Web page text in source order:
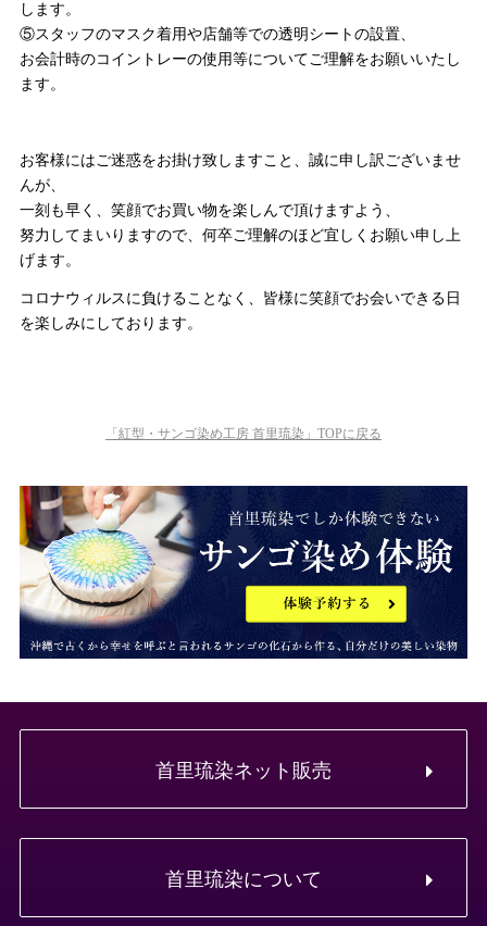
します。
⑤スタッフのマスク着用や店舗等での透明シートの設置、
お会計時のコイントレーの使用等についてご理解をお願いいたし
ます。
お客様にはご迷惑をお掛け致しますこと、誠に申し訳ございませ
んが、
一刻も早く、笑顔でお買い物を楽しんで頂けますよう、
努力してまいりますので、何卒ご理解のほど宜しくお願い申し上
げます。
コロナウィルスに負けることなく、皆様に笑顔でお会いできる日
を楽しみにしております。
「紅型・サンゴ染め工房 首里琉染」TOPに戻る
首里琉染ネット販売
首里琉染について